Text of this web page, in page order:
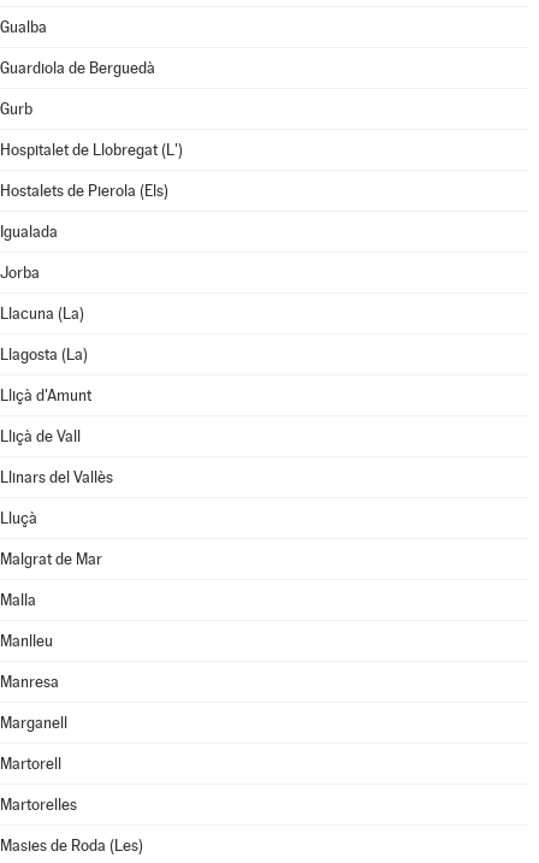
Gualba
Guardiola de Berguedà
Gurb
Hospitalet de Llobregat (L')
Hostalets de Pierola (Els)
Igualada
Jorba
Llacuna (La)
Llagosta (La)
Lliçà d'Amunt
Lliçà de Vall
Llinars del Vallès
Lluçà
Malgrat de Mar
Malla
Manlleu
Manresa
Marganell
Martorell
Martorelles
Masies de Roda (Les)